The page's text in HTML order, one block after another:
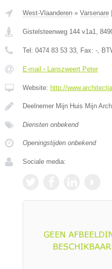
West-Vlaanderen » Varsenare
Gistelsteenweg 144 v1a1
Tel: 0474 83 53 33 , Fax: - ,
E-mail › Lanszweert Peter
Website: http://
Deelnemer Mijn Huis Mijn
Diensten onbekend
Openingstijden onbekend
Sociale media: